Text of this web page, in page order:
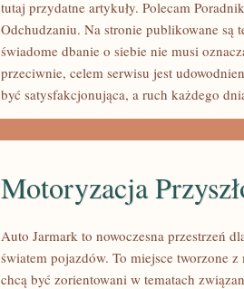
tutaj przydatne artykuły. Polecam
Odchudzaniu. Na stronie publikowane są
świadome dbanie o siebie nie musi
przeciwnie, celem serwisu jest
być satysfakcjonująca, a ruch każdego
Motoryzacja
Auto Jarmark to nowoczesna przestrzeń
światem pojazdów. To miejsce tworzone
chcą być zorientowani w tematach